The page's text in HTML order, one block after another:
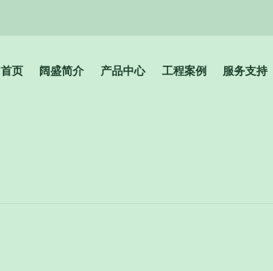
首页 阔盛简介 产品中心 工程案例 服务支持